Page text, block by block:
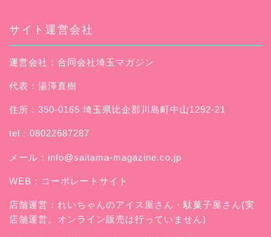
サイト運営会社
運営会社：合同会社埼玉マガジン
代表：湯澤直樹
住所：350-0165 埼玉県比企郡川島町中山1292-21
tel：08022687287
メール： info@saitama-magazine.co.jp
WEB： コーポレートサイト
店舗運営： れいちゃんのアイス屋さん ・駄菓子屋さん(実
店舗運営。オンライン販売は行っていません)